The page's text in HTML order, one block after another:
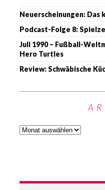
Neuerscheinungen: Das
Podcast-Folge 8:
Juli 1990 – Fußball-
Hero Turtles
Review: Schwäbische